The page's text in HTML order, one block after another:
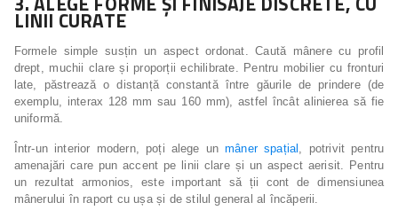
LINII CURATE
Formele simple susțin un aspect ordonat. Caută mânere cu profil
drept, muchii clare și proporții echilibrate. Pentru mobilier cu fronturi
late, păstrează o distanță constantă între găurile de prindere (de
exemplu, interax 128 mm sau 160 mm), astfel încât alinierea să fie
uniformă.
Într-un interior modern, poți alege unmâner spațial , potrivit pentru
amenajări care pun accent pe linii clare și un aspect aerisit. Pentru
un rezultat armonios, este important să ții cont de dimensiunea
mânerului în raport cu ușa și de stilul general al încăperii.